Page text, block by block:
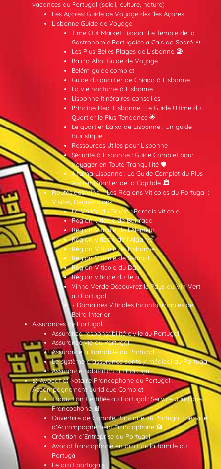
vacances au Portugal (soleil, culture, nature)
Les Açores: Guide de Voyage des îles Açores
Lisbonne Guide de Voyage
Time Out Market Lisboa : Le Temple de la
Gastronomie Portugaise à Cais do Sodré 🍴
Les Plus Belles Plages de Lisbonne 🏖️
Bairro Alto, Guide de Voyage
Belém guide complet
Guide du quartier de Chiado à Lisbonne
La vie nocturne à Lisbonne
Lisbonne Itinéraires conseillés
Príncipe Real Lisbonne : Le Guide Ultime du
Quartier le Plus Tendance 🌟
Le quartier Baixa de Lisbonne : Un guide
touristique
Ressources Utiles pour Lisbonne
Sécurité à Lisbonne : Guide Complet pour
Voyager en Toute Tranquillité 🛡️
Alfama Lisbonne : Le Guide Complet du Plus
Ancien Quartier de la Capitale 🏛️
Routes des Vins – Les Régions Viticoles du Portugal :
Visites, Dégustations
La Vallée du Douro : Paradis viticole
Région viticole de Bairrada
Région Viticole de l’Alentejo
Région viticole de l’Algarve
Région Viticole de Lisbonne
Région Viticole de Setúbal
Région Viticole du Dão
Région viticole du Tejo
Vinho Verde Découvrez le Pays du Vin Vert
au Portugal
7 Domaines Viticoles Incontournables de
Beira Interior
Assurances au Portugal
Assurance responsabilité civile au Portugal
Assurance vie au Portugal
Assurance automobile au Portugal
Le système d’assurance santé / médical au Portugal
Assurance habitation au Portugal
⚖️ Avocat et Notaire Francophone au Portugal :
Accompagnement Juridique Complet
Traduction Certifiée au Portugal : Service Juridique
Francophone 📄
Ouverture de Compte Bancaire au Portugal : Service
d’Accompagnement Francophone 🏦
Création d’Entreprise au Portugal
Avocat francophone en droit de la famille au
Portugal
Le droit portugais